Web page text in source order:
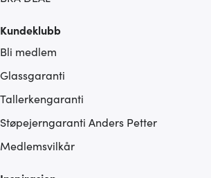
Kundeklubb
Bli medlem
Glassgaranti
Tallerkengaranti
Støpejerngaranti Anders Petter
Medlemsvilkår